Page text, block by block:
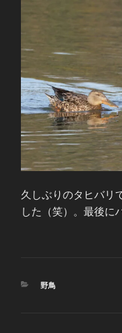
久しぶりのタヒバリ
した（笑）。最後に
カ
野鳥